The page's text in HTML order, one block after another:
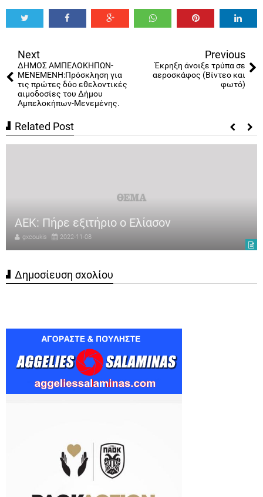
Next
ΔΗΜΟΣ ΑΜΠΕΛΟΚΗΠΩΝ-
ΜΕΝΕΜΕΝΗ:Πρόσκληση για
τις πρώτες δύο εθελοντικές
αιμοδοσίες του Δήμου
Αμπελοκήπων-Μενεμένης.
Previous
Έκρηξη άνοιξε τρύπα σε
αεροσκάφος (Βίντεο και
φωτό)
Related Post
ΑΕΚ: Πήρε εξιτήριο ο Ελίασον
gxcoukis 2022-11-08
Δημοσίευση σχολίου